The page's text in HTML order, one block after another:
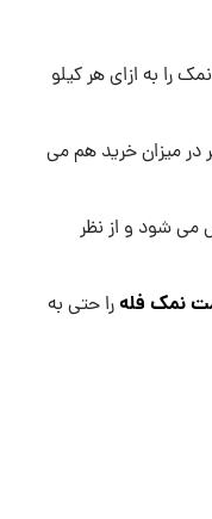
را به ازای هر کیلو
در میزان خرید هم می
می شود و از نظر
نمک فلهرا حتی به